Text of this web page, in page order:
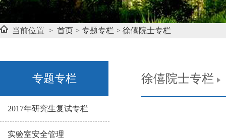
当前位置 > 首页 > 专题专栏 > 徐僖院士专栏
专题专栏
2017年研究生复试专栏
实验室安全管理
徐僖院士专栏